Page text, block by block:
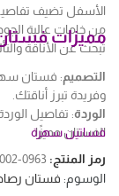
الأسفل تضيف تفاصيل
من خامات عالية
تبحث عن الأناقة
مميزات
التصميم: فستان سهرة
وفريدة تبرز أناقتك.
الوردة: تفاصيل الوردة
الفستان مميزًا.
: الكرمشة
لتصميم الفستان.
الجودة : الاهتمام
فساتين سهرة
رمز المنتج:002-0963
الوسوم:فستان